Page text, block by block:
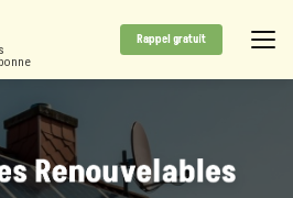
Rappel gratuit